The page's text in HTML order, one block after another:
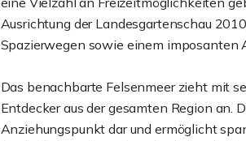
Ausrichtung der Landesgartenschau
Spazierwegen sowie einem imposanten
Das benachbarte Felsenmeer zieht mit
Entdecker aus der gesamten Region
Anziehungspunkt dar und ermöglicht